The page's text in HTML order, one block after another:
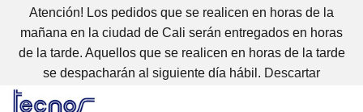
Atención! Los pedidos que se realicen en horas de la
mañana en la ciudad de Cali serán entregados en horas
de la tarde. Aquellos que se realicen en horas de la tarde
se despacharán al siguiente día hábil. Descartar